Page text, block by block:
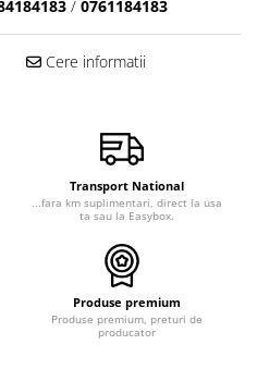
/ 0761184183
Cere informatii
Transport National
...fara km suplimentari, direct la usa
ta sau la Easybox.
Produse premium
Produse premium, preturi de
producator